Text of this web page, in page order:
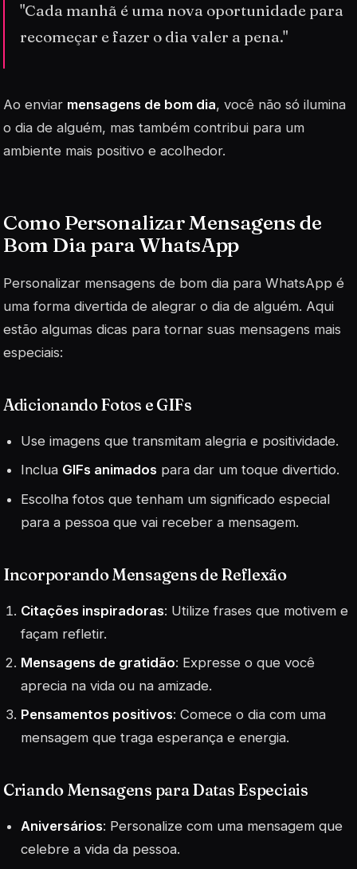
"Cada manhã é uma nova oportunidade para
recomeçar e fazer o dia valer a pena."
Ao enviar mensagens de bom dia, você não só ilumina
o dia de alguém, mas também contribui para um
ambiente mais positivo e acolhedor.
Como Personalizar Mensagens de
Bom Dia para WhatsApp
Personalizar mensagens de bom dia para WhatsApp é
uma forma divertida de alegrar o dia de alguém. Aqui
estão algumas dicas para tornar suas mensagens mais
especiais:
Adicionando Fotos e GIFs
Use imagens que transmitam alegria e positividade.
Inclua GIFs animados para dar um toque divertido.
Escolha fotos que tenham um significado especial
para a pessoa que vai receber a mensagem.
Incorporando Mensagens de Reflexão
Citações inspiradoras: Utilize frases que motivem e
façam refletir.
Mensagens de gratidão: Expresse o que você
aprecia na vida ou na amizade.
Pensamentos positivos: Comece o dia com uma
mensagem que traga esperança e energia.
Criando Mensagens para Datas Especiais
Aniversários: Personalize com uma mensagem que
celebre a vida da pessoa.